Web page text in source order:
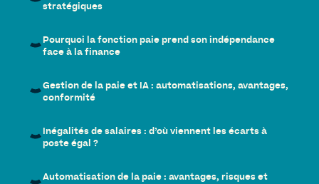
stratégiques
Pourquoi la fonction paie prend son indépendance
face à la finance
Gestion de la paie et IA : automatisations, avantages,
conformité
Inégalités de salaires : d’où viennent les écarts à
poste égal ?
Automatisation de la paie : avantages, risques et